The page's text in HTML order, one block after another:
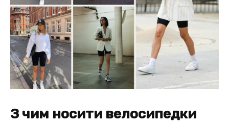
З чим носити велосипедки